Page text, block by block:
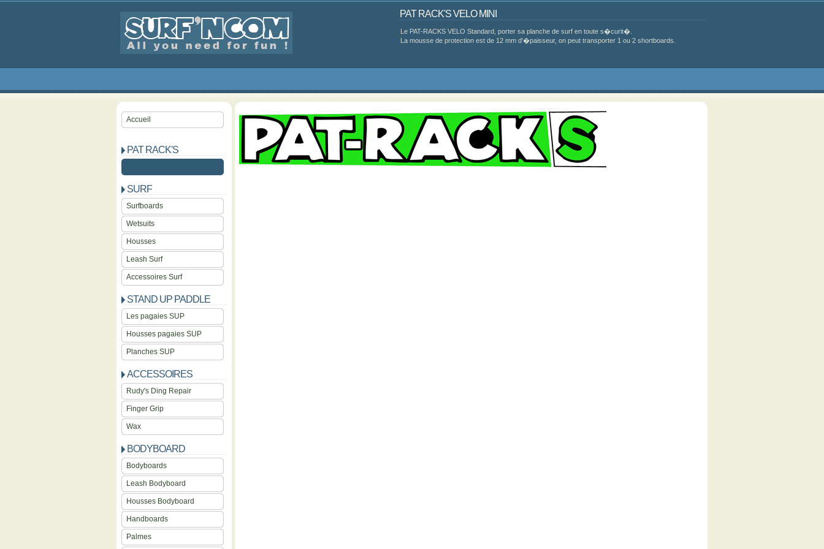
PAT RACK'S VELO MINI
Le PAT-RACKS VELO Standard, porter sa planche de surf en toute s�curit�.
La mousse de protection est de 12 mm d'�paisseur, on peut transporter 1 ou 2 shortboards.
Accueil
PAT RACK'S
SURF
Surfboards
Wetsuits
Housses
Leash Surf
Accessoires Surf
STAND UP PADDLE
Les pagaies SUP
Housses pagaies SUP
Planches SUP
ACCESSOIRES
Rudy's Ding Repair
Finger Grip
Wax
BODYBOARD
Bodyboards
Leash Bodyboard
Housses Bodyboard
Handboards
Palmes